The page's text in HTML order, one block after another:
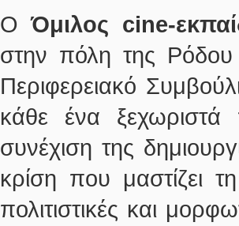
ΟΌμιλος cine-
στην πόλη της Ρόδου
Περιφερειακό
κάθε ένα ξεχωριστά
συνέχιση της
κρίση που μαστίζει
πολιτιστικές και